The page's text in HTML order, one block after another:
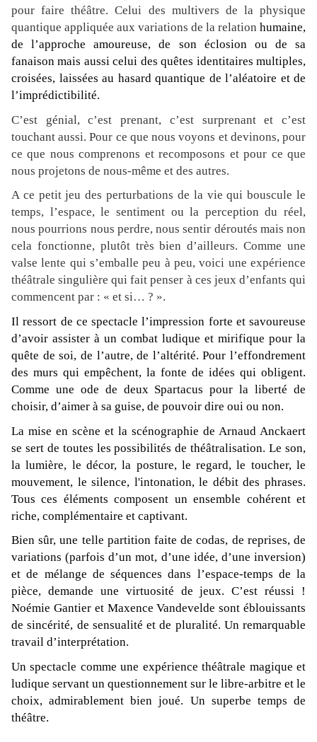
pour faire théâtre. Celui des multivers de la physique
quantique appliquée aux variations de la relation humaine,
de l’approche amoureuse, de son éclosion ou de sa
fanaison mais aussi celui des quêtes identitaires multiples,
croisées, laissées au hasard quantique de l’aléatoire et de
l’imprédictibilité.
C’est génial, c’est prenant, c’est surprenant et c’est
touchant aussi. Pour ce que nous voyons et devinons, pour
ce que nous comprenons et recomposons et pour ce que
nous projetons de nous-même et des autres.
A ce petit jeu des perturbations de la vie qui bouscule le
temps, l’espace, le sentiment ou la perception du réel,
nous pourrions nous perdre, nous sentir déroutés mais non
cela fonctionne, plutôt très bien d’ailleurs. Comme une
valse lente qui s’emballe peu à peu, voici une expérience
théâtrale singulière qui fait penser à ces jeux d’enfants qui
commencent par : « et si… ? ».
Il ressort de ce spectacle l’impression forte et savoureuse
d’avoir assister à un combat ludique et mirifique pour la
quête de soi, de l’autre, de l’altérité. Pour l’effondrement
des murs qui empêchent, la fonte de idées qui obligent.
Comme une ode de deux Spartacus pour la liberté de
choisir, d’aimer à sa guise, de pouvoir dire oui ou non.
La mise en scène et la scénographie de Arnaud Anckaert
se sert de toutes les possibilités de théâtralisation. Le son,
la lumière, le décor, la posture, le regard, le toucher, le
mouvement, le silence, l'intonation, le débit des phrases.
Tous ces éléments composent un ensemble cohérent et
riche, complémentaire et captivant.
Bien sûr, une telle partition faite de codas, de reprises, de
variations (parfois d’un mot, d’une idée, d’une inversion)
et de mélange de séquences dans l’espace-temps de la
pièce, demande une virtuosité de jeux. C’est réussi !
Noémie Gantieret Maxence Vandevelde sont éblouissants
de sincérité, de sensualité et de pluralité. Un remarquable
travail d’interprétation.
Un spectacle comme une expérience théâtrale magique et
ludique servant un questionnement sur le libre-arbitre et le
choix, admirablement bien joué. Un superbe temps de
théâtre.